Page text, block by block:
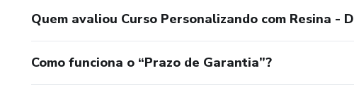
Quem avaliou Curso Personalizando com Resina -
Como funciona o “Prazo de Garantia”?